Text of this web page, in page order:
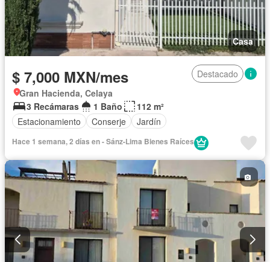
Casa
$ 7,000 MXN/mes
Destacado
Gran Hacienda, Celaya
3 Recámaras
1 Baño
112 m²
Estacionamiento
Conserje Jardín
Hace 1 semana, 2 días en - Sánz-Lima Bienes Raíces